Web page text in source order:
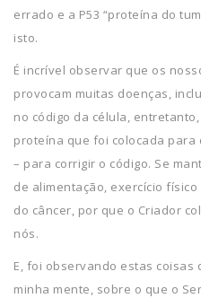
errado e a P53 “proteína do
isto.
É incrível observar que os
provocam muitas doenças,
no código da célula,
proteína que foi colocada para
– para corrigir o código. Se
de alimentação, exercício
do câncer, por que o Criador
nós.
E, foi observando estas coisas
minha mente, sobre o que o